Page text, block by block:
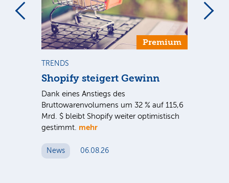
Premium
TRENDS
Shopify steigert Gewinn
Dank eines Anstiegs des
Bruttowarenvolumens um 32 % auf 115,6
Mrd. $ bleibt Shopify weiter optimistisch
gestimmt. mehr
News 06.08.26